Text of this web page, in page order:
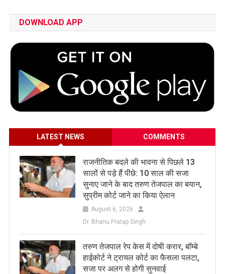
DOWNLOAD APP
LATEST NEWS COMMENTS
राजनीतिक बदले की भावना से पिछले 13
सालों से पड़े हैं पीछे: 10 साल की सजा
सुनाए जाने के बाद तरुण तेजपाल का बयान,
सुप्रीम कोर्ट जाने का किया ऐलान
August 6, 2026
Dr. Bhanu Pratap Singh
तरुण तेजपाल रेप केस में दोषी करार, बॉम्बे
हाईकोर्ट ने ट्रायल कोर्ट का फैसला पलटा,
सजा पर अलग से होगी सुनवाई